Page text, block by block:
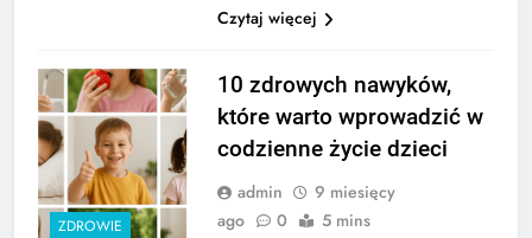
Czytaj więcej
ZDROWIE
10 zdrowych nawyków,
które warto wprowadzić w
codzienne życie dzieci
admin
9 miesięcy
ago
0 5 mins